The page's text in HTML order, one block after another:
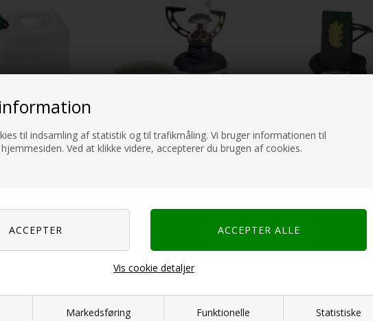
til indsamling af statistik og til trafikmåling. Vi bruger informationen til
Ved at klikke videre, accepterer du brugen af cookies.
Markedsføring Funktionelle Statistiske
Vis cookie detaljer
Flasker Lighting Div. Outdoor Tilbehør